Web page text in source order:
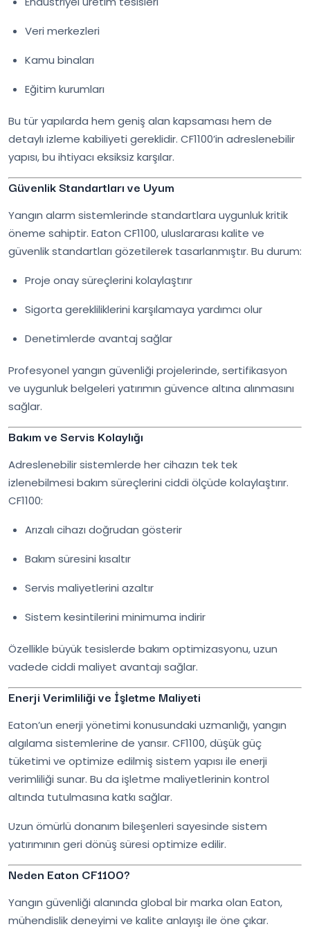
Veri merkezleri
Kamu binaları
Eğitim kurumları
Bu tür yapılarda hem geniş alan kapsaması hem de
detaylı izleme kabiliyeti gereklidir. CF1100’in adreslenebilir
yapısı, bu ihtiyacı eksiksiz karşılar.
Güvenlik Standartları ve Uyum
Yangın alarm sistemlerinde standartlara uygunluk kritik
öneme sahiptir. Eaton CF1100, uluslararası kalite ve
güvenlik standartları gözetilerek tasarlanmıştır. Bu durum:
Proje onay süreçlerini kolaylaştırır
Sigorta gerekliliklerini karşılamaya yardımcı olur
Denetimlerde avantaj sağlar
Profesyonel yangın güvenliği projelerinde, sertifikasyon
ve uygunluk belgeleri yatırımın güvence altına alınmasını
sağlar.
Bakım ve Servis Kolaylığı
Adreslenebilir sistemlerde her cihazın tek tek
izlenebilmesi bakım süreçlerini ciddi ölçüde kolaylaştırır.
CF1100:
Arızalı cihazı doğrudan gösterir
Bakım süresini kısaltır
Servis maliyetlerini azaltır
Sistem kesintilerini minimuma indirir
Özellikle büyük tesislerde bakım optimizasyonu, uzun
vadede ciddi maliyet avantajı sağlar.
Enerji Verimliliği ve İşletme Maliyeti
Eaton’un enerji yönetimi konusundaki uzmanlığı, yangın
algılama sistemlerine de yansır. CF1100, düşük güç
tüketimi ve optimize edilmiş sistem yapısı ile enerji
verimliliği sunar. Bu da işletme maliyetlerinin kontrol
altında tutulmasına katkı sağlar.
Uzun ömürlü donanım bileşenleri sayesinde sistem
yatırımının geri dönüş süresi optimize edilir.
Neden Eaton CF1100?
Yangın güvenliği alanında global bir marka olan Eaton,
mühendislik deneyimi ve kalite anlayışı ile öne çıkar.